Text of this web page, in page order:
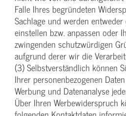
Falle Ihres begründeten
Sachlage und werden
einstellen bzw. anpassen oder
zwingenden schutzwürdigen
aufgrund derer wir die
(3) Selbstverständlich können
Ihrer personenbezogenen
Werbung und Datenanalyse
Über Ihren Werbewiderspruch